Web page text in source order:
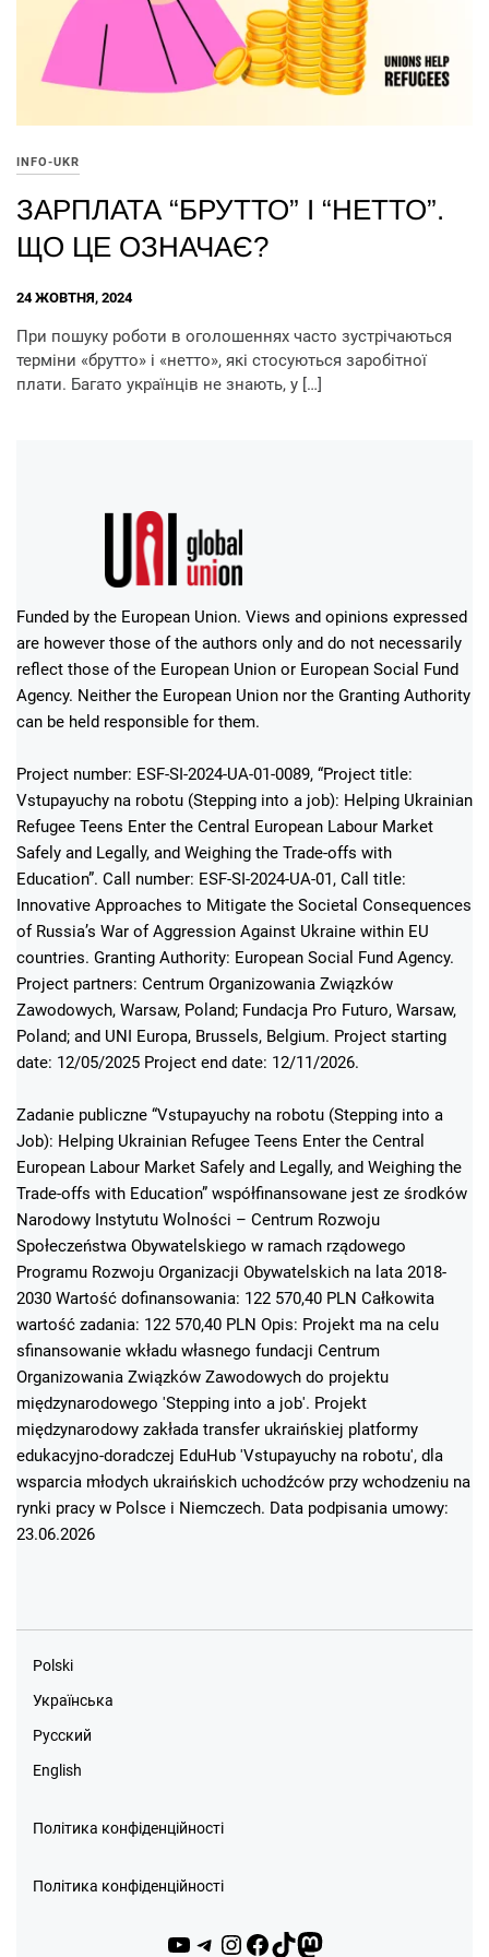
INFO-UKR
ЗАРПЛАТА “БРУТТО” І “НЕТТО”.
ЩО ЦЕ ОЗНАЧАЄ?
24 ЖОВТНЯ, 2024
При пошуку роботи в оголошеннях часто зустрічаються
терміни «брутто» і «нетто», які стосуються заробітної
плати. Багато українців не знають, у […]
Funded by the European Union. Views and opinions expressed
are however those of the authors only and do not necessarily
reflect those of the European Union or European Social Fund
Agency. Neither the European Union nor the Granting Authority
can be held responsible for them.
Project number: ESF-SI-2024-UA-01-0089, “Project title:
Vstupayuchy na robotu (Stepping into a job): Helping Ukrainian
Refugee Teens Enter the Central European Labour Market
Safely and Legally, and Weighing the Trade-offs with
Education”. Call number: ESF-SI-2024-UA-01, Call title:
Innovative Approaches to Mitigate the Societal Consequences
of Russia’s War of Aggression Against Ukraine within EU
countries. Granting Authority: European Social Fund Agency.
Project partners: Centrum Organizowania Związków
Zawodowych, Warsaw, Poland; Fundacja Pro Futuro, Warsaw,
Poland; and UNI Europa, Brussels, Belgium. Project starting
date: 12/05/2025 Project end date: 12/11/2026.
Zadanie publiczne “Vstupayuchy na robotu (Stepping into a
Job): Helping Ukrainian Refugee Teens Enter the Central
European Labour Market Safely and Legally, and Weighing the
Trade-offs with Education” współfinansowane jest ze środków
Narodowy Instytutu Wolności – Centrum Rozwoju
Społeczeństwa Obywatelskiego w ramach rządowego
Programu Rozwoju Organizacji Obywatelskich na lata 2018-
2030 Wartość dofinansowania: 122 570,40 PLN Całkowita
wartość zadania: 122 570,40 PLN Opis: Projekt ma na celu
sfinansowanie wkładu własnego fundacji Centrum
Organizowania Związków Zawodowych do projektu
międzynarodowego 'Stepping into a job'. Projekt
międzynarodowy zakłada transfer ukraińskiej platformy
edukacyjno-doradczej EduHub 'Vstupayuchy na robotu', dla
wsparcia młodych ukraińskich uchodźców przy wchodzeniu na
rynki pracy w Polsce i Niemczech. Data podpisania umowy:
23.06.2026
Polski
Українська
Русский
English
Політика конфіденційності
Політика конфіденційності
YouTube
Telegram
Instagram
Facebook
TikTok
Mastodon